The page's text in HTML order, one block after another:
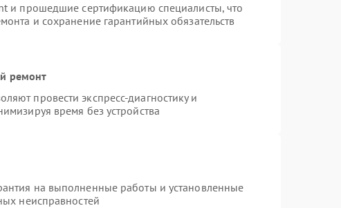
и прошедшие сертификацию специалисты, что
и сохранение гарантийных обязательств
ремонт
провести экспресс-диагностику и
время без устройства
на выполненные работы и установленные
неисправностей